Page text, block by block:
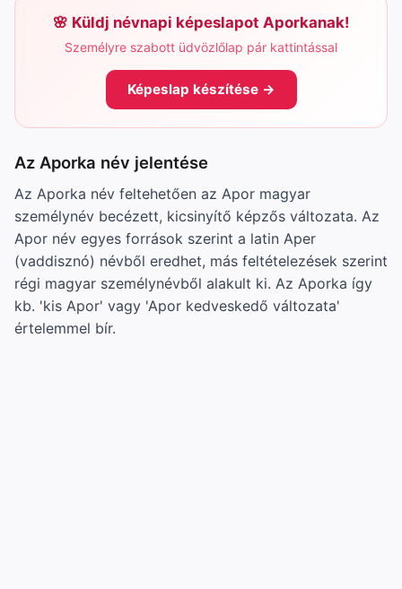
Küldj névnapi képeslapot Aporkanak!
Személyre szabott üdvözlőlap pár kattintással
Képeslap készítése →
Az Aporka név jelentése
Az Aporka név feltehetően az Apor magyar
személynév becézett, kicsinyítő képzős változata. Az
Apor név egyes források szerint a latin Aper
(vaddisznó) névből eredhet, más feltételezések szerint
régi magyar személynévből alakult ki. Az Aporka így
kb. 'kis Apor' vagy 'Apor kedveskedő változata'
értelemmel bír.